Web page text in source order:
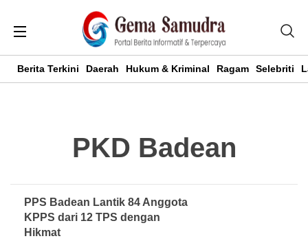
Berita Terkini Daerah Hukum & Kriminal Ragam Selebriti
PKD Badean
PPS Badean Lantik 84 Anggota
KPPS dari 12 TPS dengan
Hikmat